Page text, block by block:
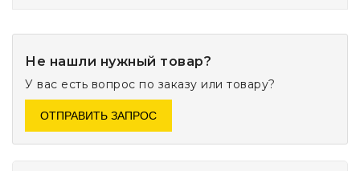
Не нашли нужный товар?
У вас есть вопрос по заказу или товару?
ОТПРАВИТЬ ЗАПРОС